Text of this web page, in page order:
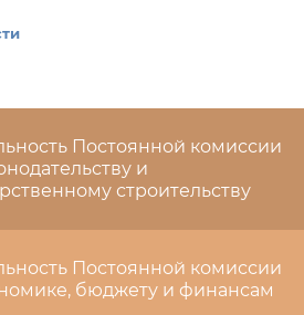
Постоянной комиссии
и
строительству
Постоянной комиссии
бюджету и финансам